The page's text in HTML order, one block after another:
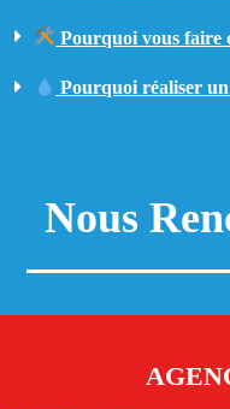
Pourquoi vous faire
Pourquoi réaliser
Nous